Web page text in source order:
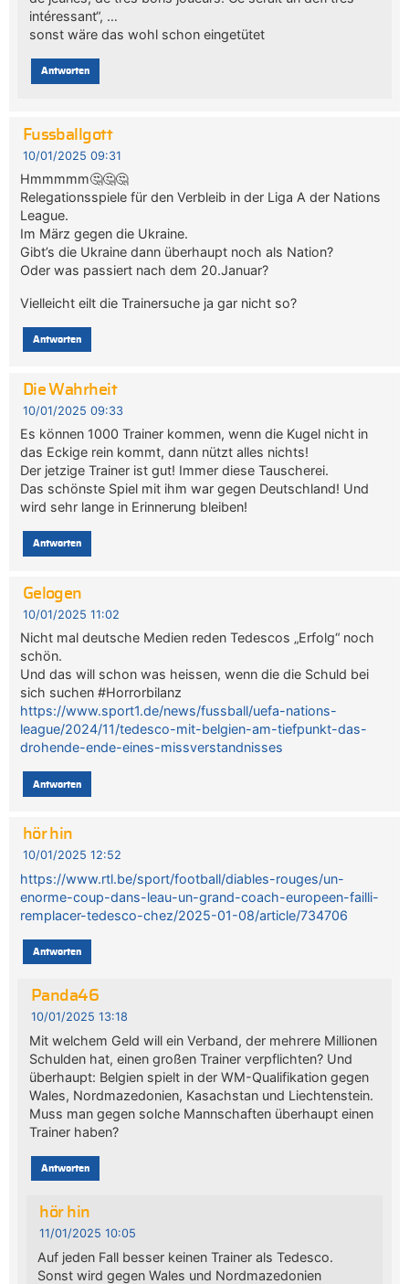
intéressant“, …
sonst wäre das wohl schon eingetütet
Antworten
Fussballgott
10/01/2025 09:31
Hmmmmm🤔🤔🤔
Relegationsspiele für den Verbleib in der Liga A der Nations
League.
Im März gegen die Ukraine.
Gibt’s die Ukraine dann überhaupt noch als Nation?
Oder was passiert nach dem 20.Januar?
Vielleicht eilt die Trainersuche ja gar nicht so?
Antworten
Die Wahrheit
10/01/2025 09:33
Es können 1000 Trainer kommen, wenn die Kugel nicht in
das Eckige rein kommt, dann nützt alles nichts!
Der jetzige Trainer ist gut! Immer diese Tauscherei.
Das schönste Spiel mit ihm war gegen Deutschland! Und
wird sehr lange in Erinnerung bleiben!
Antworten
Gelogen
10/01/2025 11:02
Nicht mal deutsche Medien reden Tedescos „Erfolg“ noch
schön.
Und das will schon was heissen, wenn die die Schuld bei
sich suchen #Horrorbilanz
https://www.sport1.de/news/fussball/uefa-nations-
league/2024/11/tedesco-mit-belgien-am-tiefpunkt-das-
drohende-ende-eines-missverstandnisses
Antworten
hör hin
10/01/2025 12:52
https://www.rtl.be/sport/football/diables-rouges/un-
enorme-coup-dans-leau-un-grand-coach-europeen-failli-
remplacer-tedesco-chez/2025-01-08/article/734706
Antworten
Panda46
10/01/2025 13:18
Mit welchem Geld will ein Verband, der mehrere Millionen
Schulden hat, einen großen Trainer verpflichten? Und
überhaupt: Belgien spielt in der WM-Qualifikation gegen
Wales, Nordmazedonien, Kasachstan und Liechtenstein.
Muss man gegen solche Mannschaften überhaupt einen
Trainer haben?
Antworten
hör hin
11/01/2025 10:05
Auf jeden Fall besser keinen Trainer als Tedesco.
Sonst wird gegen Wales und Nordmazedonien